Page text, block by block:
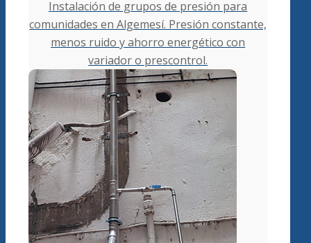
Instalación de grupos de presión para
comunidades en Algemesí. Presión constante,
menos ruido y ahorro energético con
variador o prescontrol.